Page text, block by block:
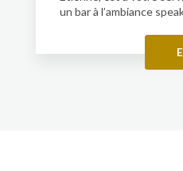
un bar à l’ambiance